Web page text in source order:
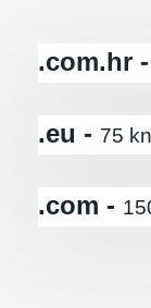
.com.hr -
.eu - 75 kn
.com -